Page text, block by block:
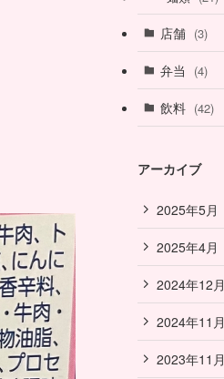
店舗 (3)
弁当 (4)
飲料 (42)
アーカイブ
2025年5月
2025年4月
2024年12月
2024年11月
2023年11月